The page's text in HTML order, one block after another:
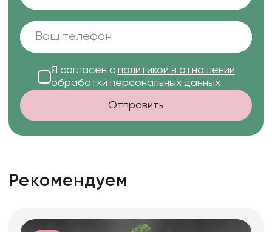
Я согласен с политикой в отношении
обработки персональных данных
Отправить
Рекомендуем